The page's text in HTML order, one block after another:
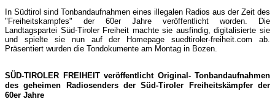
In Südtirol sind Tonbandaufnahmen eines illegalen Radios aus der Zeit des
"Freiheitskampfes" der 60er Jahre veröffentlicht worden. Die
Landtagspartei Süd-Tiroler Freiheit machte sie ausfindig, digitalisierte sie
und spielte sie nun auf der Homepage suedtiroler-freiheit.com ab.
Präsentiert wurden die Tondokumente am Montag in Bozen.
SÜD-TIROLER FREIHEIT veröffentlicht Original- Tonbandaufnahmen
des geheimen Radiosenders der Süd-Tiroler Freiheitskämpfer der
60er Jahre